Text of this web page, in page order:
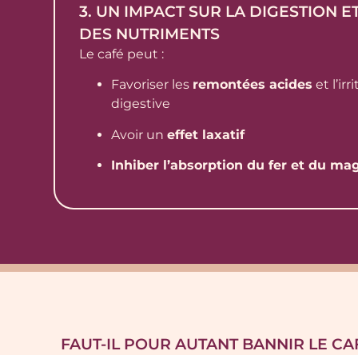
3. UN IMPACT SUR LA DIGESTION
DES NUTRIMENTS
Le café peut :
Favoriser les remontées acides et
digestive
Avoir uneffet laxatif
Inhiber l’absorption du fer et du
FAUT-IL POUR AUTANT BANNIR LE